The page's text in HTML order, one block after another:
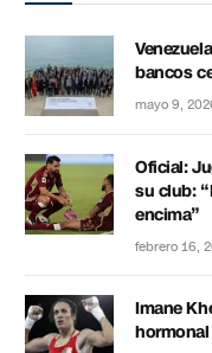
bancos
mayo 9,
Oficial:
su club:
encima”
febrero 16,
Imane
hormonal